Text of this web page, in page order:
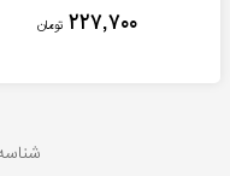
۲۲۷,۷۰۰ تومان